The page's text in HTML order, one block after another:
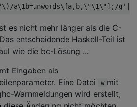
es nicht mehr länger als die C-
entscheidende Haskell-Teil ist
wie die bc-Lösung ...
Eingaben als
Eine Datei
w mit
Warnmeldungen wird erstellt,